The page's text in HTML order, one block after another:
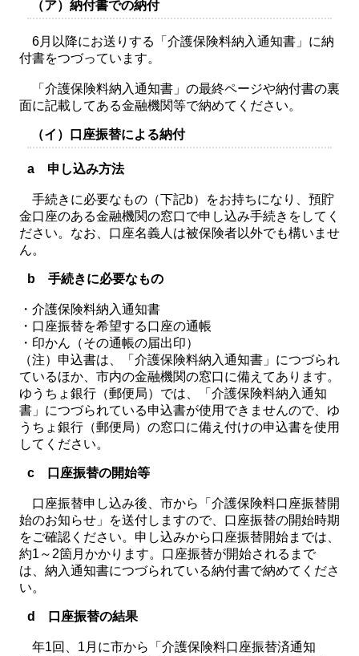
（ア）納付書での納付
6月以降にお送りする「介護保険料納入通知書」に納
付書をつづっています。
「介護保険料納入通知書」の最終ページや納付書の裏
面に記載してある金融機関等で納めてください。
（イ）口座振替による納付
a 申し込み方法
手続きに必要なもの（下記b）をお持ちになり、預貯
金口座のある金融機関の窓口で申し込み手続きをしてく
ださい。なお、口座名義人は被保険者以外でも構いませ
ん。
b 手続きに必要なもの
・介護保険料納入通知書
・口座振替を希望する口座の通帳
・印かん（その通帳の届出印）
（注）申込書は、「介護保険料納入通知書」につづられ
ているほか、市内の金融機関の窓口に備えてあります。
ゆうちょ銀行（郵便局）では、「介護保険料納入通知
書」につづられている申込書が使用できませんので、ゆ
うちょ銀行（郵便局）の窓口に備え付けの申込書を使用
してください。
c 口座振替の開始等
口座振替申し込み後、市から「介護保険料口座振替開
始のお知らせ」を送付しますので、口座振替の開始時期
をご確認ください。申し込みから口座振替開始までは、
約1～2箇月かかります。口座振替が開始されるまで
は、納入通知書につづられている納付書で納めてくださ
い。
d 口座振替の結果
年1回、1月に市から「介護保険料口座振替済通知